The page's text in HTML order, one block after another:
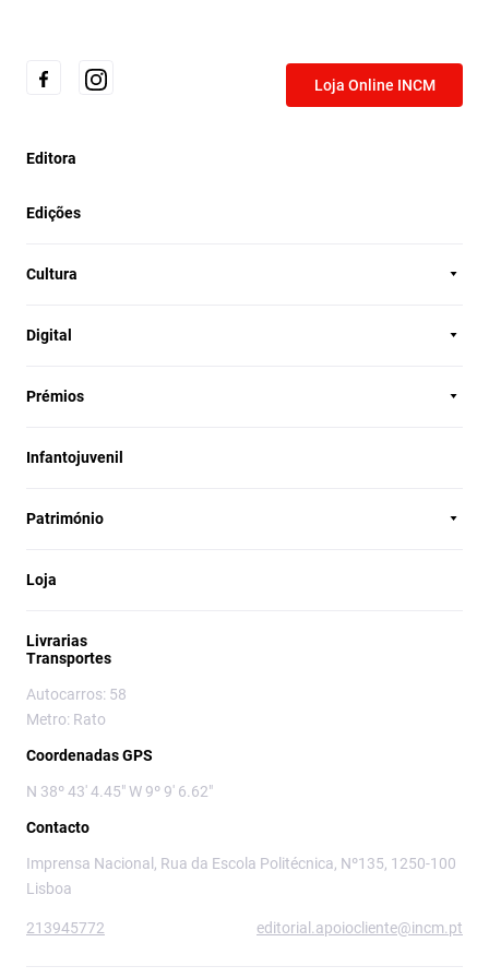
Loja Online INCM
Editora
Edições
Cultura
Digital
Prémios
Infantojuvenil
Património
Loja
Livrarias
Transportes
Autocarros: 58
Metro: Rato
Coordenadas GPS
N 38º 43' 4.45" W 9º 9' 6.62"
Contacto
Imprensa Nacional, Rua da Escola Politécnica, Nº135, 1250-100
Lisboa
213945772 editorial.apoiocliente@incm.pt